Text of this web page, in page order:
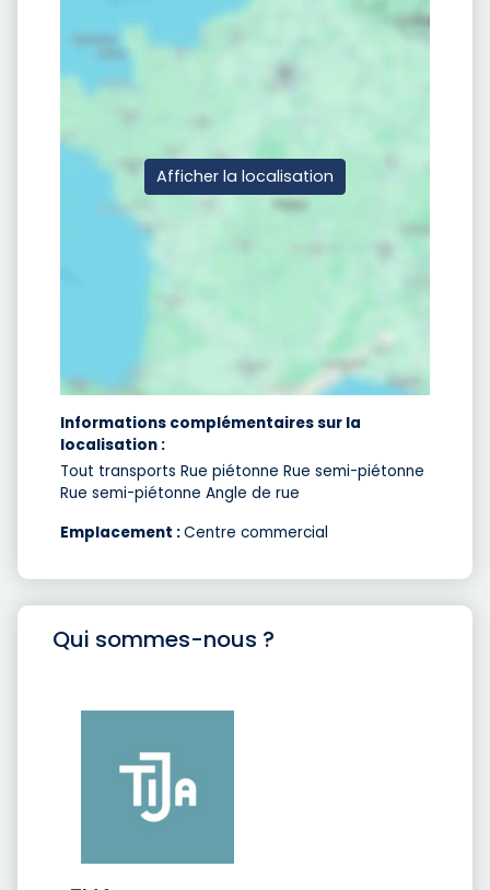
Afficher la localisation
Informations complémentaires sur la
localisation :
Tout transports Rue piétonne Rue semi-piétonne
Rue semi-piétonne Angle de rue
Emplacement :Centre commercial
Qui sommes-nous ?